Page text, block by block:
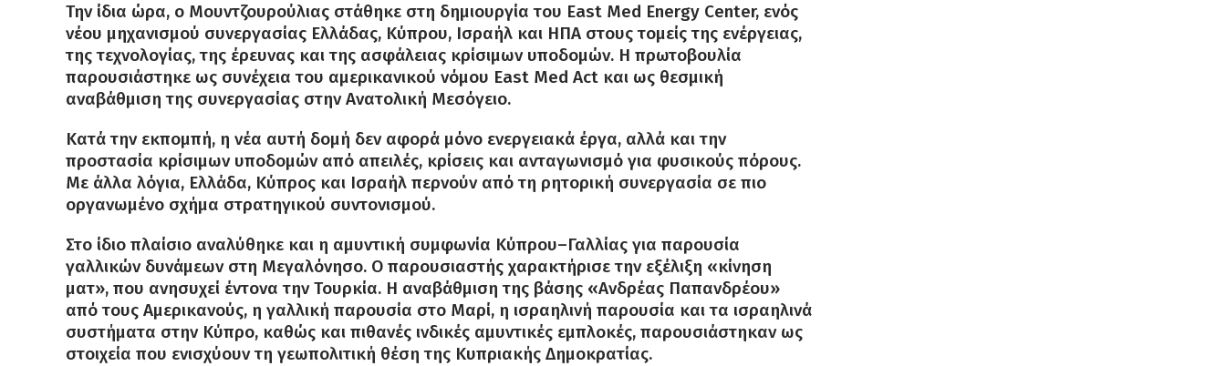
Την ίδια ώρα, ο Μουντζουρούλιας στάθηκε στη δημιουργία του East Med Energy Center, ενός
νέου μηχανισμού συνεργασίας Ελλάδας, Κύπρου, Ισραήλ και ΗΠΑ στους τομείς της ενέργειας,
της τεχνολογίας, της έρευνας και της ασφάλειας κρίσιμων υποδομών. Η πρωτοβουλία
παρουσιάστηκε ως συνέχεια του αμερικανικού νόμου East Med Act και ως θεσμική
αναβάθμιση της συνεργασίας στην Ανατολική Μεσόγειο.
Κατά την εκπομπή, η νέα αυτή δομή δεν αφορά μόνο ενεργειακά έργα, αλλά και την
προστασία κρίσιμων υποδομών από απειλές, κρίσεις και ανταγωνισμό για φυσικούς πόρους.
Με άλλα λόγια, Ελλάδα, Κύπρος και Ισραήλ περνούν από τη ρητορική συνεργασία σε πιο
οργανωμένο σχήμα στρατηγικού συντονισμού.
Στο ίδιο πλαίσιο αναλύθηκε και η αμυντική συμφωνία Κύπρου–Γαλλίας για παρουσία
γαλλικών δυνάμεων στη Μεγαλόνησο. Ο παρουσιαστής χαρακτήρισε την εξέλιξη «κίνηση
ματ», που ανησυχεί έντονα την Τουρκία. Η αναβάθμιση της βάσης «Ανδρέας Παπανδρέου»
από τους Αμερικανούς, η γαλλική παρουσία στο Μαρί, η ισραηλινή παρουσία και τα ισραηλινά
συστήματα στην Κύπρο, καθώς και πιθανές ινδικές αμυντικές εμπλοκές, παρουσιάστηκαν ως
στοιχεία που ενισχύουν τη γεωπολιτική θέση της Κυπριακής Δημοκρατίας.